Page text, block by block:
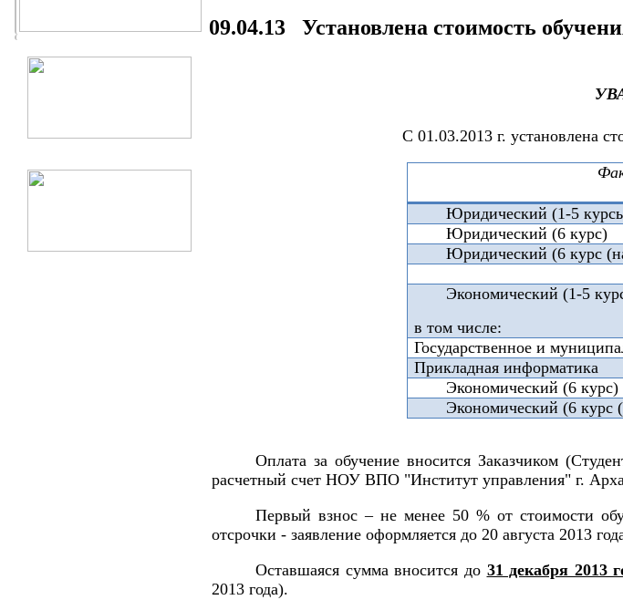
09.04.13 Установлена стоимость
С 01.03.2013 г. установлена
Юридический (1-5
Юридический (6 курс)
Юридический (6 курс
Экономический (1-5
в том числе:
Государственное и
Прикладная информатика
Экономический (6 курс)
Экономический (6 курс
Оплата за обучение вносится Заказчиком
расчетный счет НОУ ВПО "Институт управления" г.
Первый взнос – не менее 50 % от стоимости
отсрочки - заявление оформляется до 20 августа 2013
Оставшаяся сумма вносится до 31 декабря 2013
2013 года).